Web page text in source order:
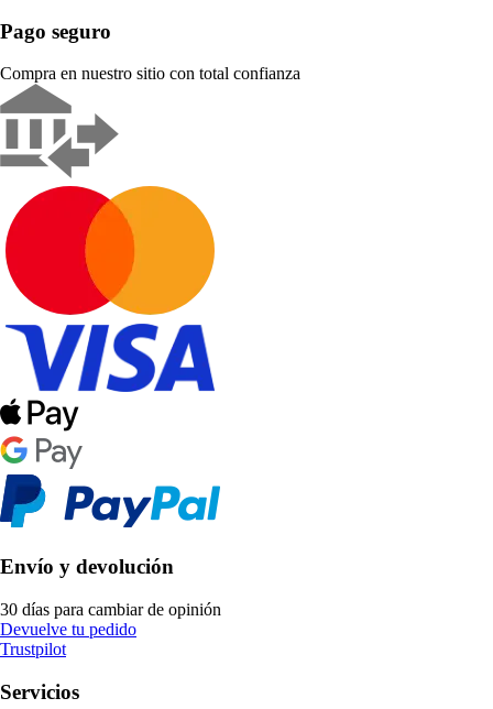
Pago seguro
Compra en nuestro sitio con total confianza
Envío y devolución
30 días para cambiar de opinión
Devuelve tu pedido
Trustpilot
Servicios